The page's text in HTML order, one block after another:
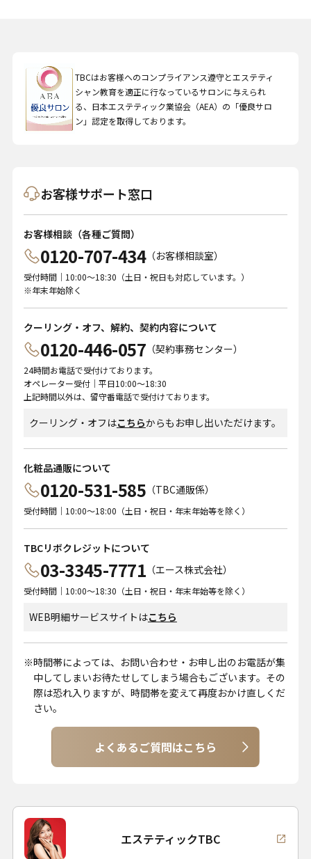
TBCはお客様へのコンプライアンス遵守とエステティ
シャン教育を適正に行なっているサロンに与えられ
る、日本エステティック業協会（AEA）の「優良サロ
ン」認定を取得しております。
お客様サポート窓口
お客様相談（各種ご質問）
0120-707-434（お客様相談室）
受付時間｜10:00～18:30（土日・祝日も対応しています。）
※年末年始除く
クーリング・オフ、解約、契約内容について
0120-446-057 （契約事務センター）
24時間お電話で受付けております。
オペレーター受付｜平日10:00～18:30
上記時間以外は、留守番電話で受付けております。
クーリング・オフはこちらからもお申し出いただけます。
化粧品通販について
0120-531-585 （TBC通販係）
受付時間｜10:00～18:00（土日・祝日・年末年始等を除く）
TBCリボクレジットについて
03-3345-7771 （エース株式会社）
受付時間｜10:00～18:30（土日・祝日・年末年始等を除く）
WEB明細サービスサイトはこちら
時間帯によっては、お問い合わせ・お申し出のお電話が集
中してしまいお待たせしてしまう場合もございます。その
際は恐れ入りますが、時間帯を変えて再度おかけ直しくだ
さい。
よくあるご質問はこちら
エステティックTBC